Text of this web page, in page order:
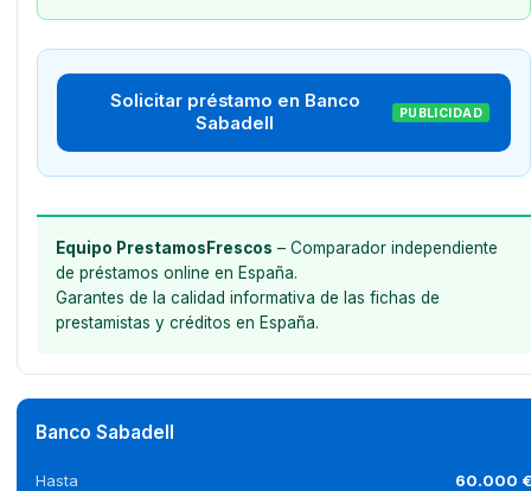
Solicitar préstamo en Banco
Sabadell
PUBLICIDAD
Equipo PrestamosFrescos – Comparador independiente
de préstamos online en España.
Garantes de la calidad informativa de las fichas de
prestamistas y créditos en España.
Banco Sabadell
Hasta 60.000 €